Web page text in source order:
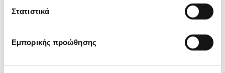
Στατιστικά
Εμπορικής προώθησης